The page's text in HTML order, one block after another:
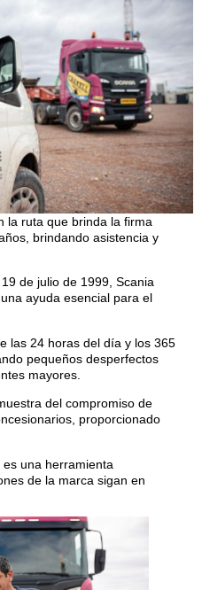
la ruta que brinda la firma
brindando asistencia y
de julio de 1999, Scania
ayuda esencial para el
las 24 horas del día y los 365
pequeños desperfectos
mayores.
del compromiso de
proporcionado
una herramienta
de la marca sigan en